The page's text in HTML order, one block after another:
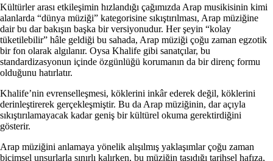
Kültürler arası etkileşimin hızlandığı çağımızda Arap musikisinin kimi
alanlarda “dünya müziği” kategorisine sıkıştırılması, Arap müziğine
dair bu dar bakışın başka bir versiyonudur. Her şeyin “kolay
tüketilebilir” hâle geldiği bu sahada, Arap müziği çoğu zaman egzotik
bir fon olarak algılanır. Oysa Khalife gibi sanatçılar, bu
standardizasyonun içinde özgünlüğü korumanın da bir direnç formu
olduğunu hatırlatır.
Khalife’nin evrenselleşmesi, köklerini inkâr ederek değil, köklerini
derinleştirerek gerçekleşmiştir. Bu da Arap müziğinin, dar açıyla
sıkıştırılamayacak kadar geniş bir kültürel okuma gerektirdiğini
gösterir.
Arap müziğini anlamaya yönelik alışılmış yaklaşımlar çoğu zaman
biçimsel unsurlarla sınırlı kalırken, bu müziğin taşıdığı tarihsel hafıza,